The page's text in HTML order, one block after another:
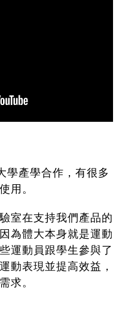
學產學合作，有很多
用。
室在支持我們產品的
為體大本身就是運動
運動員跟學生參與了
動表現並提高效益，
求。